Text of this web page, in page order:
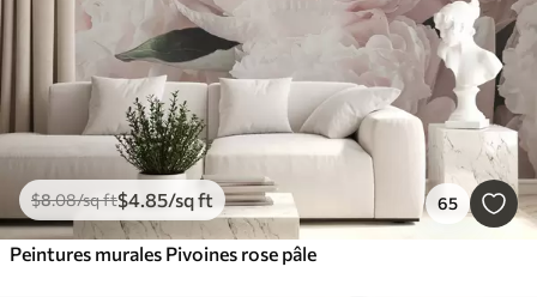
$8.08/sq ft$4.85/sq ft 65
Peintures murales Pivoines rose pâle